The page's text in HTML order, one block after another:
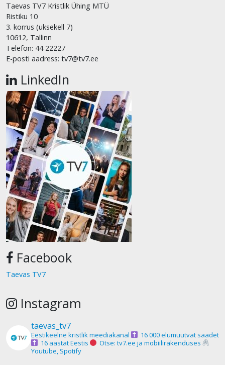
Taevas TV7 Kristlik Ühing MTÜ
Ristiku 10
3. korrus (uksekell 7)
10612, Tallinn
Telefon: 44 22227
E-posti aadress: tv7@tv7.ee
LinkedIn
Facebook
Taevas TV7
Instagram
taevas_tv7
Eestikeelne kristlik meediakanal
16 000 elumuutvat saadet
16 aastat Eestis
Otse: tv7.ee ja mobiilirakenduses
Youtube, Spotify